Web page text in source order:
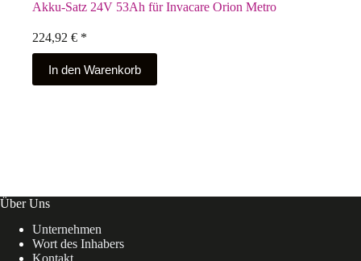
Akku-Satz 24V 53Ah für Invacare Orion Metro
224,92 € *
In den Warenkorb
Über Uns
Unternehmen
Wort des Inhabers